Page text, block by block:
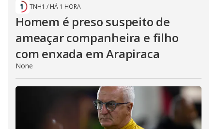
TNH1 / HÁ 1 HORA
Homem é preso suspeito de
ameaçar companheira e filho
com enxada em Arapiraca
None